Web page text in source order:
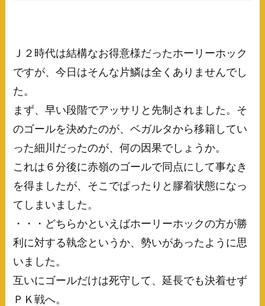
Ｊ２時代は結構なお得意様だったホーリーホック
ですが、今日はそんな片鱗は全くありませんでし
た。
まず、早い段階でアッサリと先制されました。そ
のゴールを決めたのが、ベガルタから移籍してい
った細川だったのが、何の因果でしょうか。
これは６分後に赤嶺のゴールで同点にして事なき
を得ましたが、そこでぱったりと膠着状態になっ
てしまいました。
・・・どちらかといえばホーリーホックの方が勝
利に対する執念というか、勢いがあったように思
いました。
互いにゴールだけは死守して、延長でも決着せず
ＰＫ戦へ。